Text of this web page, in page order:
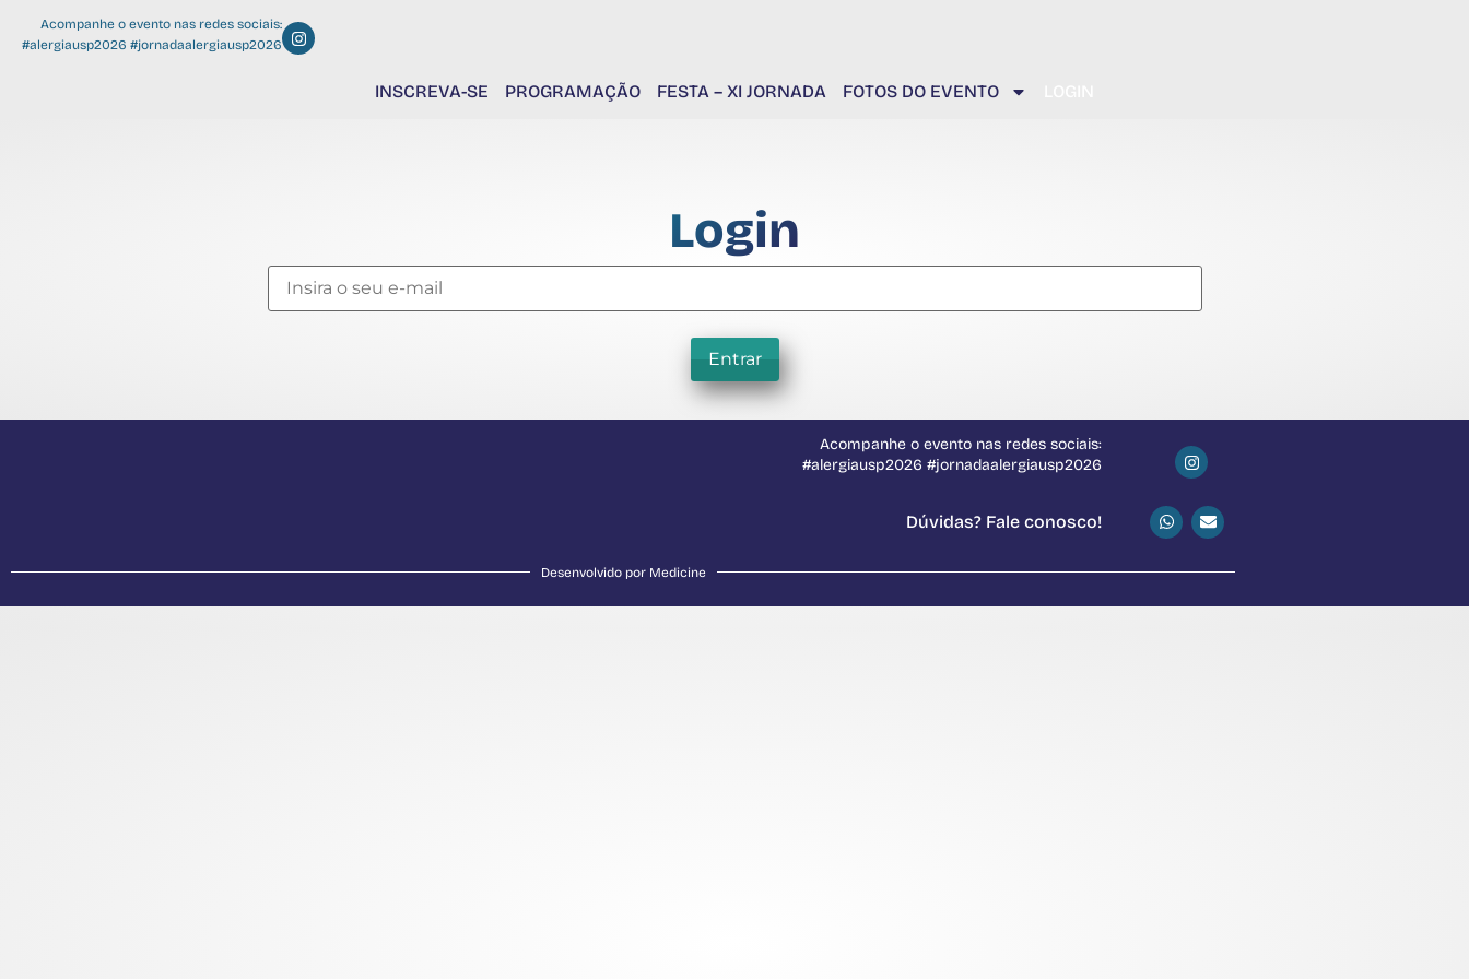
Acompanhe o evento nas redes sociais:
#alergiausp2026 #jornadaalergiausp2026
INSCREVA-SE PROGRAMAÇÃO FESTA – XI JORNADA FOTOS DO EVENTO
Login
Entrar
Acompanhe o evento nas redes sociais:
#alergiausp2026 #jornadaalergiausp2026
Dúvidas? Fale conosco!
Desenvolvido por Medicine